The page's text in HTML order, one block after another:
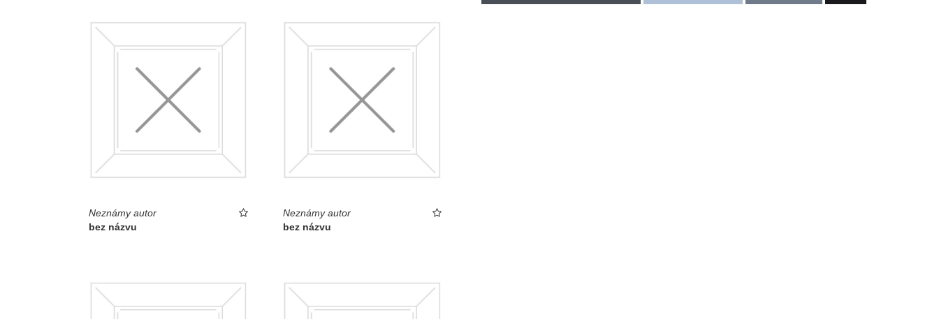
Neznámy autor
bez názvu
Neznámy autor
bez názvu